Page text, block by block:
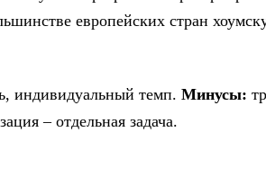
европейских стран
индивидуальный темп. Минусы:
– отдельная задача.